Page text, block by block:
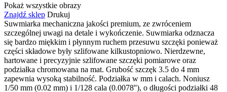
Pokaż wszystkie obrazy
Znajdź sklep Drukuj
Suwmiarka mechaniczna jakości premium, ze zwróceniem
szczególnej uwagi na detale i wykończenie. Suwmiarka odznacza
się bardzo miękkim i płynnym ruchem przesuwu szczęki ponieważ
części składowe były szlifowane kilkustopniowo. Nierdzewne,
hartowane i precyzyjnie szlifowane szczęki pomiarowe oraz
podziałka chromowana na mat. Grubość szczęk 3.5 do 4 mm
zapewnia wysoką stabilność. Podziałka w mm i calach. Noniusz
1/50 mm (0.02 mm) i 1/128 cala (0.0078''), o długości podziałki 48